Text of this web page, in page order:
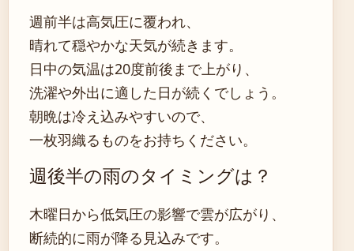
週前半は高気圧に覆われ、
晴れて穏やかな天気が続きます。
日中の気温は20度前後まで上がり、
洗濯や外出に適した日が続くでしょう。
朝晩は冷え込みやすいので、
一枚羽織るものをお持ちください。
週後半の雨のタイミングは？
木曜日から低気圧の影響で雲が広がり、
断続的に雨が降る見込みです。